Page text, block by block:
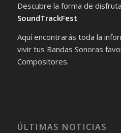
Descubre la forma de
SoundTrackFest.
Aquí encontrarás toda la
vivir tus Bandas Sonoras
Compositores.
ÚLTIMAS NOTICIAS